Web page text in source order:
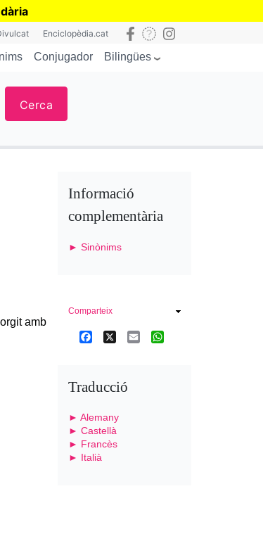
Enciclopèdia.cat
Conjugador Bilingües
Cerca
amb
Informació
complementària
► Sinònims
Comparteix
Facebook Email
Traducció
► Alemany
► Castellà
► Francès
► Italià